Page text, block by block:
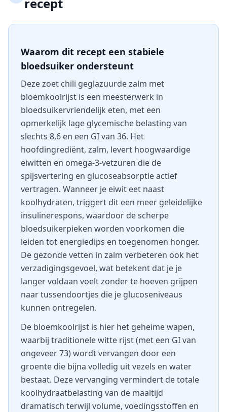
Waarom dit recept een stabiele
bloedsuiker ondersteunt
Deze zoet chili geglazuurde zalm met
bloemkoolrijst is een meesterwerk in
bloedsuikervriendelijk eten, met een
opmerkelijk lage glycemische belasting van
slechts 8,6 en een GI van 36. Het
hoofdingrediënt, zalm, levert hoogwaardige
eiwitten en omega-3-vetzuren die de
spijsvertering en glucoseabsorptie actief
vertragen. Wanneer je eiwit eet naast
koolhydraten, triggert dit een meer geleidelijke
insulinerespons, waardoor de scherpe
bloedsuikerpieken worden voorkomen die
leiden tot energiedips en toegenomen honger.
De gezonde vetten in zalm verbeteren ook het
verzadigingsgevoel, wat betekent dat je je
langer voldaan voelt zonder te hoeven grijpen
naar tussendoortjes die je glucoseniveaus
kunnen ontregelen.
De bloemkoolrijst is hier het geheime wapen,
waarbij traditionele witte rijst (met een GI van
ongeveer 73) wordt vervangen door een
groente die bijna volledig uit vezels en water
bestaat. Deze vervanging vermindert de totale
koolhydraatbelasting van de maaltijd
dramatisch terwijl volume, voedingsstoffen en